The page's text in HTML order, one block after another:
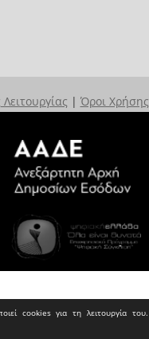
cookies για τη λειτουργία του.
| Όροι Χρήσης